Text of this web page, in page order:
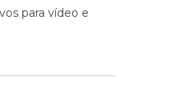
para vídeo e